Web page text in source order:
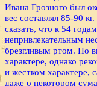
Ивана Грозного был
вес составлял 85-90
сказать, что к 54
непривлекательным
брезгливым ртом. По
характере, однако
и жестком характере,
даже о некотором